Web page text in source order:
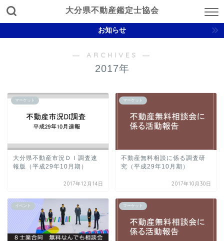
大分県不動産鑑定士協会
お知らせ
― ARCHIVES ―
2017年
マーケット
大分県不動産市況ＤＩ調査速
報版（平成29年10月期）
2017年12月14日
マーケット
不動産無料相談に係る調査研
究（平成29年10月期）
2017年10月30日
イベント マーケット